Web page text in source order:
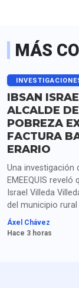
MÁS
IBSAN
ALCALDE
POBREZA
FACTURA
ERARIO
Una investigación
EMEEQUIS reveló
Israel Villeda
del municipio rural
Misión, Hidalgo, ha
al erario decenas
Áxel Chávez
Hace 3 horas